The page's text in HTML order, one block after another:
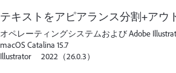
テキストをアピアランス分割+アウ
オペレーティングシステムおよび Adobe
macOS Catalina 15.7
Illustrator 2022（26.0.3）